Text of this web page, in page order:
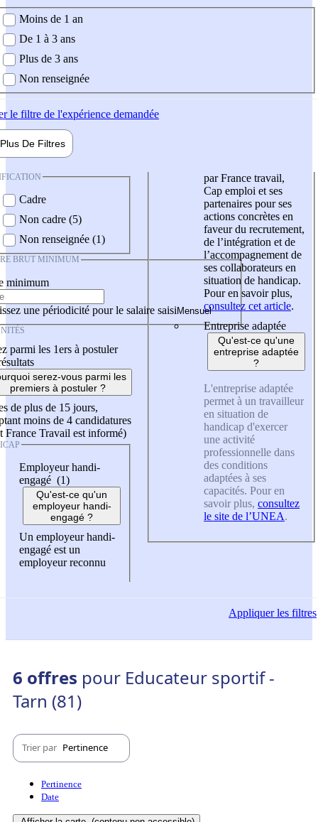
demandée
Moins de 1 an
De 1 à 3 ans
Plus de 3 ans
Non renseignée
le filtre de l'expérience demandée
Plus De Filtres
Cadre
Non cadre (5)
Non renseignée (1)
BRUT MINIMUM
minimum
une périodicité pour le salaire saisi
parmi les 1ers à postuler
serez-vous parmi les
premiers à postuler ?
de plus de 15 jours,
moins de 4 candidatures
France Travail est informé)
Employeur handi-
engagé (1)
Qu'est-ce qu'un
employeur handi-
engagé ?
Un employeur handi-
engagé est un
employeur reconnu
par France travail,
Cap emploi et ses
partenaires pour ses
actions concrètes en
faveur du recrutement,
de l’intégration et de
l’accompagnement de
ses collaborateurs en
situation de handicap.
Pour en savoir plus,
consultez cet article.
Entreprise adaptée
Qu'est-ce qu'une
entreprise adaptée
?
L'entreprise adaptée
permet à un travailleur
en situation de
handicap d'exercer
une activité
professionnelle dans
des conditions
adaptées à ses
capacités. Pour en
savoir plus, consultez
le site de l’UNEA.
Appliquerles filtres
6 offres pour Educateur sportif -
Tarn (81)
Trier par Pertinence
Pertinence
Date